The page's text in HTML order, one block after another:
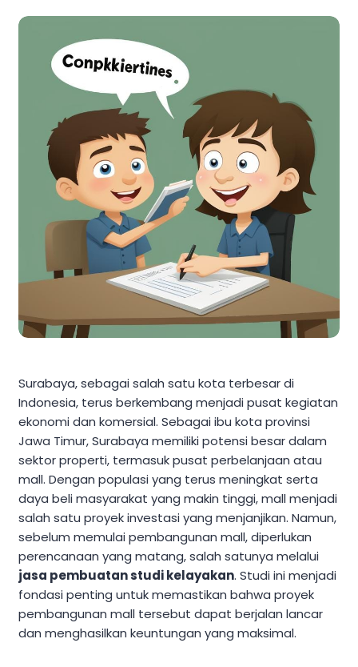
Surabaya, sebagai salah satu kota terbesar di
Indonesia, terus berkembang menjadi pusat kegiatan
ekonomi dan komersial. Sebagai ibu kota provinsi
Jawa Timur, Surabaya memiliki potensi besar dalam
sektor properti, termasuk pusat perbelanjaan atau
mall. Dengan populasi yang terus meningkat serta
daya beli masyarakat yang makin tinggi, mall menjadi
salah satu proyek investasi yang menjanjikan. Namun,
sebelum memulai pembangunan mall, diperlukan
perencanaan yang matang, salah satunya melalui
jasa pembuatan studi kelayakan. Studi ini menjadi
fondasi penting untuk memastikan bahwa proyek
pembangunan mall tersebut dapat berjalan lancar
dan menghasilkan keuntungan yang maksimal.